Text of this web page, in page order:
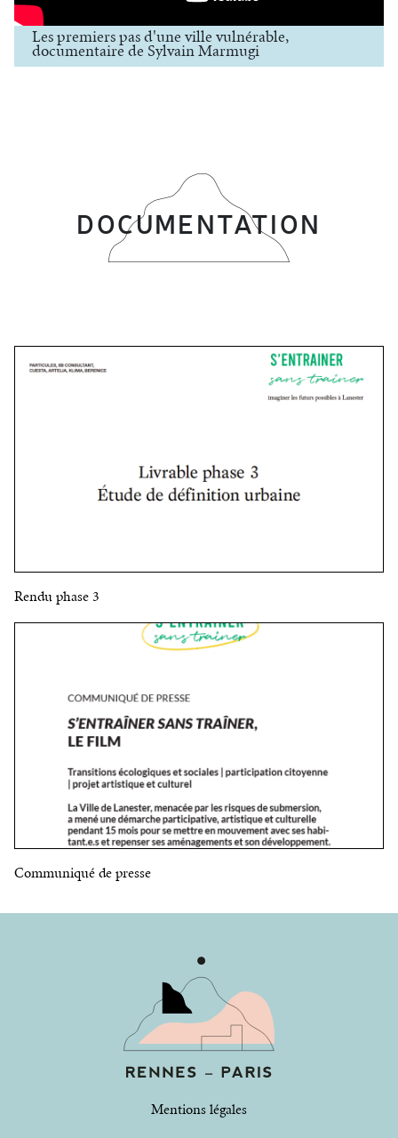
Les premiers pas d'une ville vulnérable,
documentaire de Sylvain Marmugi
DOCUMENTATION
Rendu phase 3
Communiqué de presse
Mentions légales
Made
by
Ostinelli